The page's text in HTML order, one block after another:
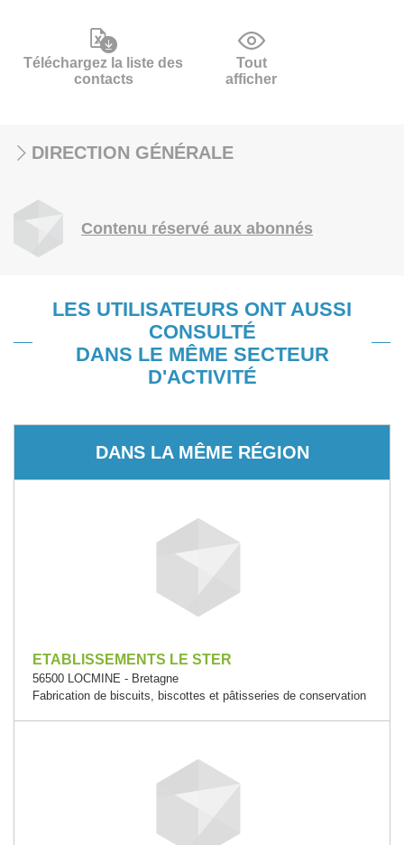
Téléchargez la liste des
contacts
Tout
afficher
DIRECTION GÉNÉRALE
Contenu réservé aux abonnés
LES UTILISATEURS ONT AUSSI
CONSULTÉ
DANS LE MÊME SECTEUR
D'ACTIVITÉ
DANS LA MÊME RÉGION
ETABLISSEMENTS LE STER
56500 LOCMINE - Bretagne
Fabrication de biscuits, biscottes et pâtisseries de conservation